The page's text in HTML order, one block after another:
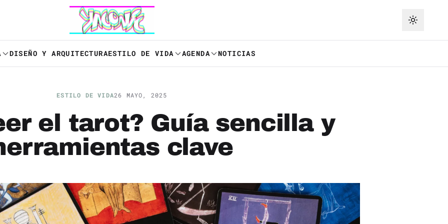
DISEÑO Y ARQUITECTURAESTILO DE VIDA AGENDA NOTICIAS
ESTILO DE VIDA26 MAYO, 2025
el tarot? Guía sencilla y
clave